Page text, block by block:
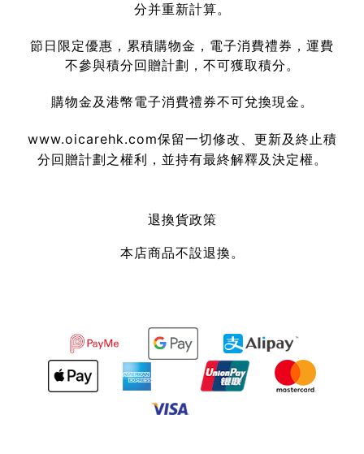
分并重新計算。
節日限定優惠，累積購物金，電子消費禮券，運費
不參與積分回贈計劃，不可獲取積分。
購物金及港幣電子消費禮券不可兌換現金。
www.oicarehk.com保留一切修改、更新及終止積
分回贈計劃之權利，並持有最終解釋及決定權。
退換貨政策
本店商品不設退換。